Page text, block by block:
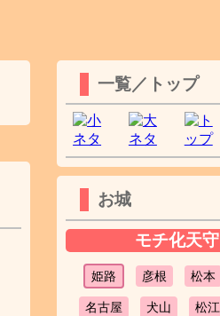
一覧／トップ
お城
モチ化天守
姫路 彦根 松本
名古屋 犬山 松江